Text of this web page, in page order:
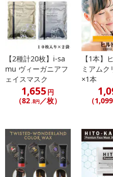
a、クエン酸、メチルパラベン、
・注意事項：
●化粧品がお肌に合わないとき
てください。そのまま化粧品類
せることがありますので、皮膚
すすめします。（1）使用中、赤
あらわれた場合。（2）使用した
ような異常があらわれた場合。
ある部位にはお使いにならないで
●目に入らない様にご注意くだ
科専門医にご相談ください。
●使用後は容器の口もとをきれ
潔に保管してください。
●衣服などにつくと落ちないこ
【2種計20枚】i-sa
mu ヴィーガニアフ
ェイスマスク
1,655 円
（82 .8円／枚）
【1本】
ミアム
×1本
（1,099